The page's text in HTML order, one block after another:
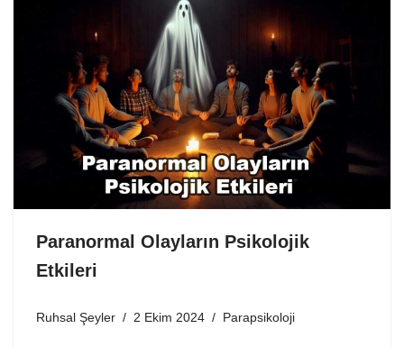
Paranormal Olayların Psikolojik
Etkileri
Ruhsal Şeyler 2 Ekim 2024 Parapsikoloji